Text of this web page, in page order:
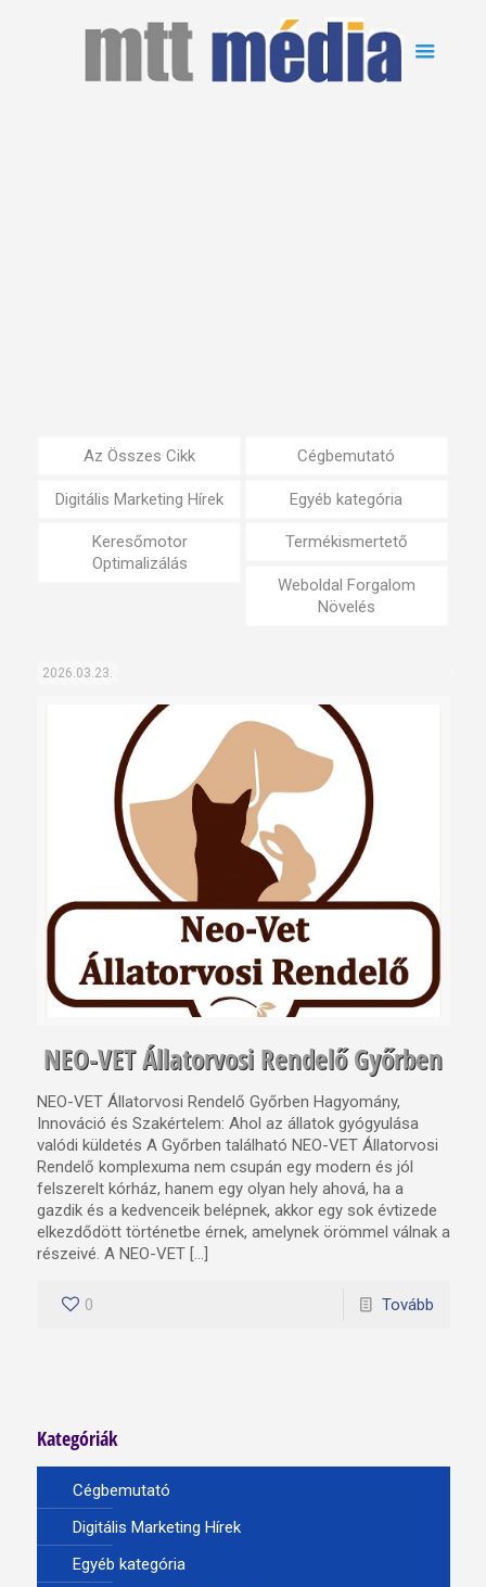
Az Összes Cikk Cégbemutató
Digitális Marketing Hírek Egyéb kategória
Keresőmotor
Optimalizálás
Termékismertető
Weboldal Forgalom
Növelés
2026.03.23.
NEO-VET Állatorvosi Rendelő Győrben
NEO-VET Állatorvosi Rendelő Győrben Hagyomány,
Innováció és Szakértelem: Ahol az állatok gyógyulása
valódi küldetés A Győrben található NEO-VET Állatorvosi
Rendelő komplexuma nem csupán egy modern és jól
felszerelt kórház, hanem egy olyan hely ahová, ha a
gazdik és a kedvenceik belépnek, akkor egy sok évtizede
elkezdődött történetbe érnek, amelynek örömmel válnak a
részeivé. A NEO-VET […]
0 Tovább
Kategóriák
Cégbemutató
Digitális Marketing Hírek
Egyéb kategória